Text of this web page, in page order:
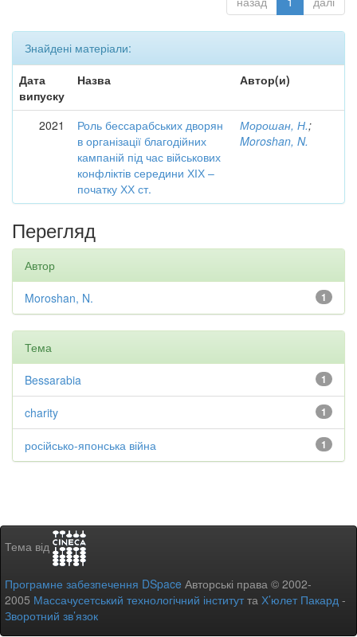
Знайдені матеріали:
Дата
випуску
Назва Автор(и)
2021
Роль бессарабських дворян
в організації благодійних
кампаній під час військових
конфліктів середини ХІХ –
початку ХХ ст.
Морошан, Н.;
Moroshan, N.
Перегляд
Автор
1
Moroshan, N.
Тема
1
Bessarabia
1
charity
1
російсько-японська війна
Тема від
Програмне забезпечення DSpace Авторські права © 2002-
2005 Массачусетський технологічний інститутта Х’юлет Пакард -
Зворотний зв’язок